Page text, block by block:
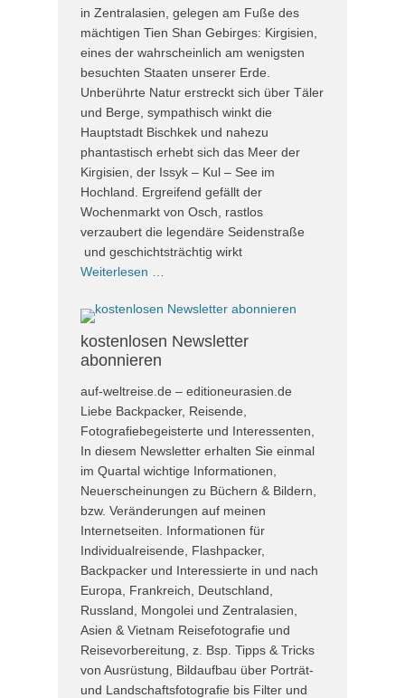
in Zentralasien, gelegen am Fuße des
mächtigen Tien Shan Gebirges: Kirgisien,
eines der wahrscheinlich am wenigsten
besuchten Staaten unserer Erde.
Unberührte Natur erstreckt sich über Täler
und Berge, sympathisch winkt die
Hauptstadt Bischkek und nahezu
phantastisch erhebt sich das Meer der
Kirgisien, der Issyk – Kul – See im
Hochland. Ergreifend gefällt der
Wochenmarkt von Osch, rastlos
verzaubert die legendäre Seidenstraße
und geschichtsträchtig wirkt
Weiterlesen …
kostenlosen Newsletter
abonnieren
auf-weltreise.de – editioneurasien.de
Liebe Backpacker, Reisende,
Fotografiebegeisterte und Interessenten,
In diesem Newsletter erhalten Sie einmal
im Quartal wichtige Informationen,
Neuerscheinungen zu Büchern & Bildern,
bzw. Veränderungen auf meinen
Internetseiten. Informationen für
Individualreisende, Flashpacker,
Backpacker und Interessierte in und nach
Europa, Frankreich, Deutschland,
Russland, Mongolei und Zentralasien,
Asien & Vietnam Reisefotografie und
Reisevorbereitung, z. Bsp. Tipps & Tricks
von Ausrüstung, Bildaufbau über Porträt-
und Landschaftsfotografie bis Filter und